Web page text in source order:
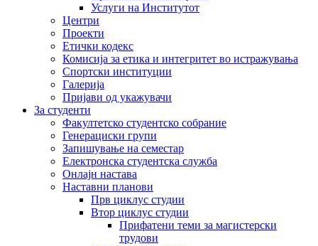
Услуги на Институтот
Центри
Проекти
Етички кодекс
Комисија за етика и интегритет во истражувања
Спортски институции
Галерија
Пријави од укажувачи
За студенти
Факултетско студентско собрание
Генерациски групи
Запишување на семестар
Електронска студентска служба
Онлајн настава
Наставни планови
Прв циклус студии
Втор циклус студии
Прифатени теми за магистерски
трудови